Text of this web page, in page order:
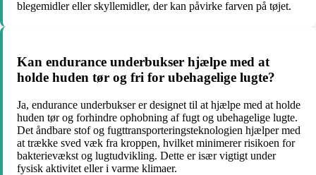
blegemidler eller skyllemidler, der kan påvirke farven på tøjet.
Kan endurance underbukser hjælpe med at
holde huden tør og fri for ubehagelige lugte?
Ja, endurance underbukser er designet til at hjælpe med at holde
huden tør og forhindre ophobning af fugt og ubehagelige lugte.
Det åndbare stof og fugttransporteringsteknologien hjælper med
at trække sved væk fra kroppen, hvilket minimerer risikoen for
bakterievækst og lugtudvikling. Dette er især vigtigt under
fysisk aktivitet eller i varme klimaer.